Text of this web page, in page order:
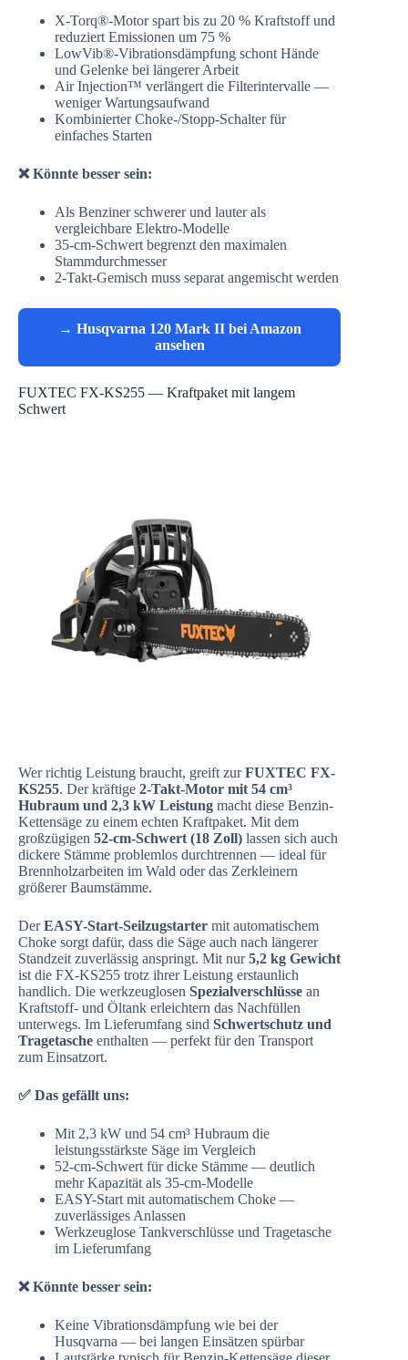
X-Torq®-Motor spart bis zu 20 % Kraftstoff und
reduziert Emissionen um 75 %
LowVib®-Vibrationsdämpfung schont Hände
und Gelenke bei längerer Arbeit
Air Injection™ verlängert die Filterintervalle —
weniger Wartungsaufwand
Kombinierter Choke-/Stopp-Schalter für
einfaches Starten
❌ Könnte besser sein:
Als Benziner schwerer und lauter als
vergleichbare Elektro-Modelle
35-cm-Schwert begrenzt den maximalen
Stammdurchmesser
2-Takt-Gemisch muss separat angemischt werden
→ Husqvarna 120 Mark II bei Amazon
ansehen
FUXTEC FX-KS255 — Kraftpaket mit langem
Schwert
Wer richtig Leistung braucht, greift zurFUXTEC FX-
KS255. Der kräftige 2-Takt-Motor mit 54 cm³
Hubraum und 2,3 kW Leistung macht diese Benzin-
Kettensäge zu einem echten Kraftpaket. Mit dem
großzügigen 52-cm-Schwert (18 Zoll) lassen sich auch
dickere Stämme problemlos durchtrennen — ideal für
Brennholzarbeiten im Wald oder das Zerkleinern
größerer Baumstämme.
DerEASY-Start-Seilzugstarter mit automatischem
Choke sorgt dafür, dass die Säge auch nach längerer
Standzeit zuverlässig anspringt. Mit nur5,2 kg Gewicht
ist die FX-KS255 trotz ihrer Leistung erstaunlich
handlich. Die werkzeuglosen Spezialverschlüsse an
Kraftstoff- und Öltank erleichtern das Nachfüllen
unterwegs. Im Lieferumfang sind Schwertschutz und
Tragetasche enthalten — perfekt für den Transport
zum Einsatzort.
✅ Das gefällt uns:
Mit 2,3 kW und 54 cm³ Hubraum die
leistungsstärkste Säge im Vergleich
52-cm-Schwert für dicke Stämme — deutlich
mehr Kapazität als 35-cm-Modelle
EASY-Start mit automatischem Choke —
zuverlässiges Anlassen
Werkzeuglose Tankverschlüsse und Tragetasche
im Lieferumfang
❌ Könnte besser sein:
Keine Vibrationsdämpfung wie bei der
Husqvarna — bei langen Einsätzen spürbar